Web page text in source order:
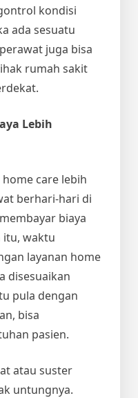
kondisi
ada sesuatu
juga bisa
rumah sakit
Lebih
care lebih
berhari-hari di
biaya
itu, waktu
layanan home
disesuaikan
pula dengan
bisa
pasien.
atau suster
untungnya.